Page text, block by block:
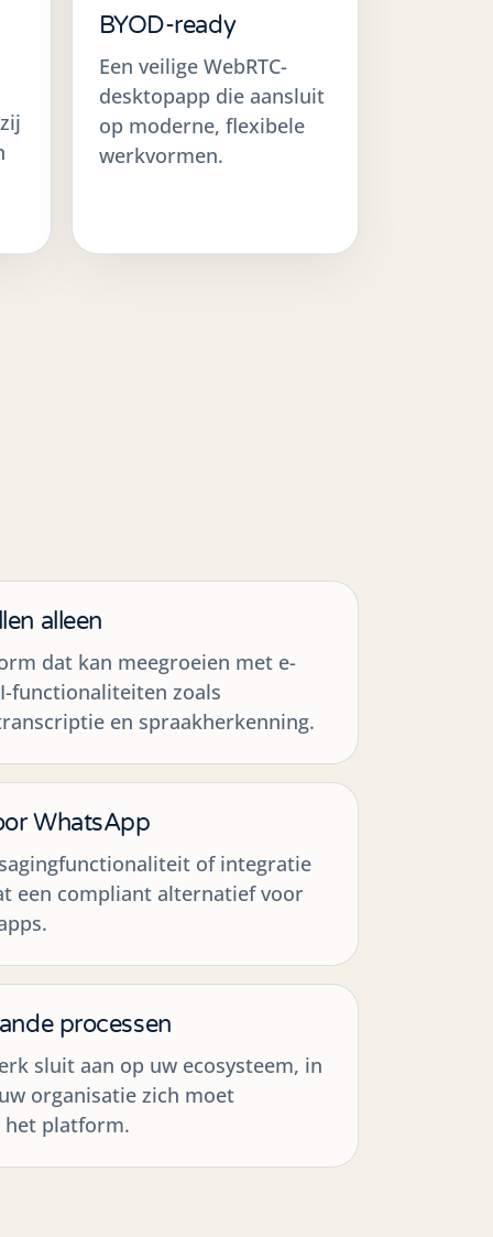
BYOD-ready
Een veilige WebRTC-
desktopapp die aansluit
op moderne, flexibele
werkvormen.
alleen
dat kan meegroeien met e-
functionaliteiten zoals
en spraakherkenning.
WhatsApp
of integratie
een compliant alternatief voor
processen
sluit aan op uw ecosysteem, in
organisatie zich moet
het platform.